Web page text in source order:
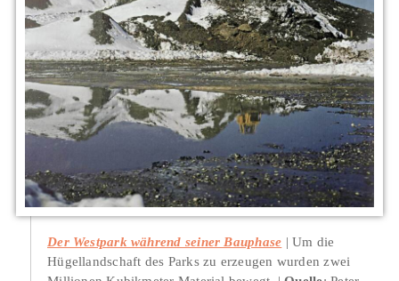
Der Westpark während seiner Bauphase
Um die
Hügellandschaft des Parks zu erzeugen wurden zwei